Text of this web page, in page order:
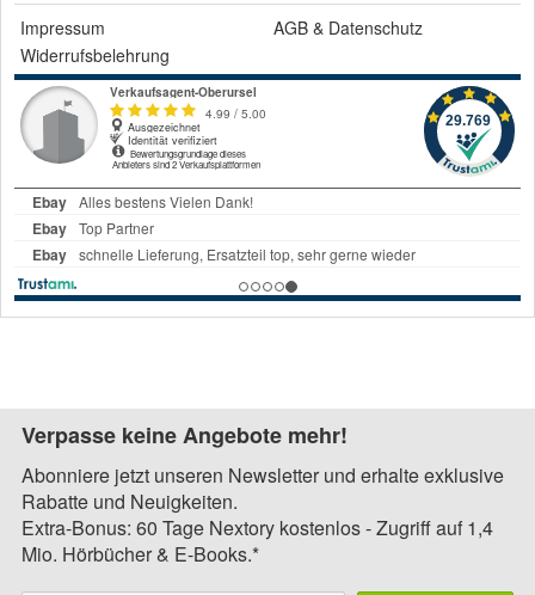
Impressum
AGB & Datenschutz
Widerrufsbelehrung
Verpasse keine Angebote mehr!
Abonniere jetzt unseren Newsletter und erhalte exklusive
Rabatte und Neuigkeiten.
Extra-Bonus: 60 Tage Nextory kostenlos - Zugriff auf 1,4
Mio. Hörbücher & E-Books.*